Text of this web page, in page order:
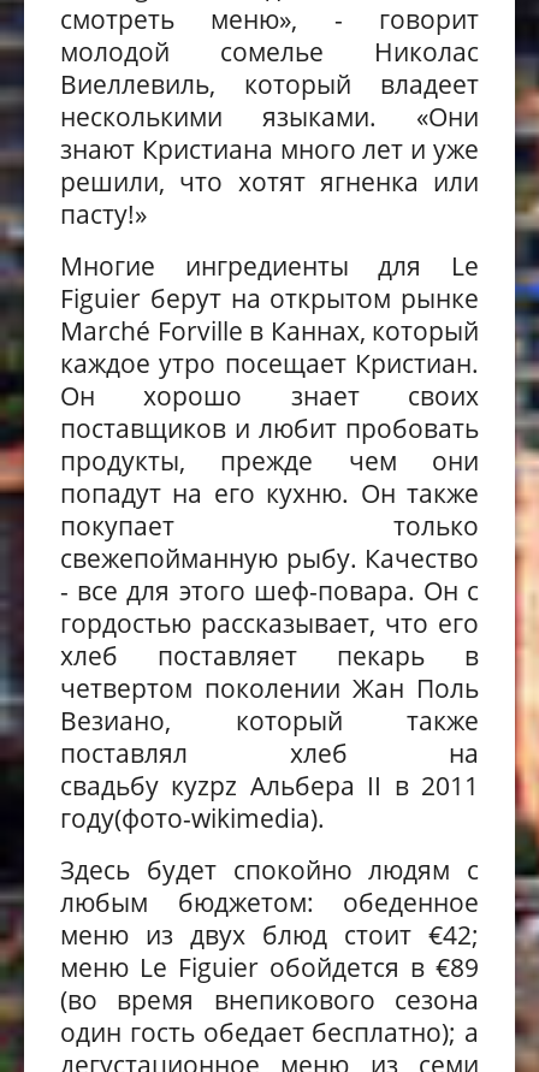
смотреть меню», - говорит
молодой сомелье Николас
Виеллевиль, который владеет
несколькими языками. «Они
знают Кристиана много лет и уже
решили, что хотят ягненка или
пасту!»
Многие ингредиенты для Le
Figuier берут на открытом рынке
Marché Forville в Каннах, который
каждое утро посещает Кристиан.
Он хорошо знает своих
поставщиков и любит пробовать
продукты, прежде чем они
попадут на его кухню. Он также
покупает только
свежепойманную рыбу. Качество
- все для этого шеф-повара. Он с
гордостью рассказывает, что его
хлеб поставляет пекарь в
четвертом поколении Жан Поль
Везиано, который также
поставлял хлеб на
свадьбу кyzpz Альбера II в 2011
году(фото-wikimedia).
Здесь будет спокойно людям с
любым бюджетом: обеденное
меню из двух блюд стоит €42;
меню Le Figuier обойдется в €89
(во время внепикового сезона
один гость обедает бесплатно); а
дегустационное меню из семи